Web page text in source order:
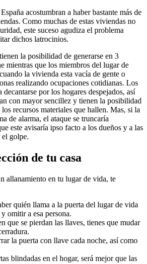
acostumbran a haber bastante más de
Como muchas de estas viviendas no
este suceso agudiza el problema
dichos latrocinios.
la posibilidad de generarse en 3
mientras que los miembros del lugar de
la vivienda esta vacía de gente o
realizando ocupaciones cotidianas. Los
decantarse por los hogares despejados, así
con mayor sencillez y tienen la posibilidad
recursos materiales que hallen. Mas, si la
de alarma, el ataque se truncaría
este avisaría ipso facto a los dueños y a las
el golpe.
de tu casa
allanamiento en tu lugar de vida, te
quién llama a la puerta del lugar de vida
omitir a esa persona.
que se pierdan las llaves, tienes que mudar
la puerta con llave cada noche, así como
blindadas en el hogar, será mejor que las